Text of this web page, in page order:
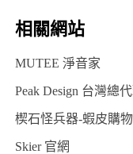
相關網站
MUTEE 淨音家
Peak Design 台灣總
楔石怪兵器-蝦皮購物
Skier 官網